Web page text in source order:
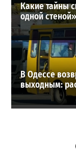
Какие тайны
одной
В Одессе
выходным: